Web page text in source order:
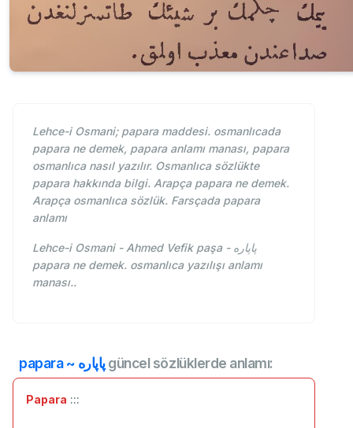
Lehce-i Osmani; papara maddesi. osmanlıcada
papara ne demek, papara anlamı manası, papara
osmanlıca nasıl yazılır. Osmanlıca sözlükte
papara hakkında bilgi. Arapça papara ne demek.
Arapça osmanlıca sözlük. Farsçada papara
anlamı
Lehce-i Osmani - Ahmed Vefik paşa - پاپاره
papara ne demek. osmanlıca yazılışı anlamı
manası..
papara ~ پاپارهgüncel sözlüklerde anlamı:
Papara :::